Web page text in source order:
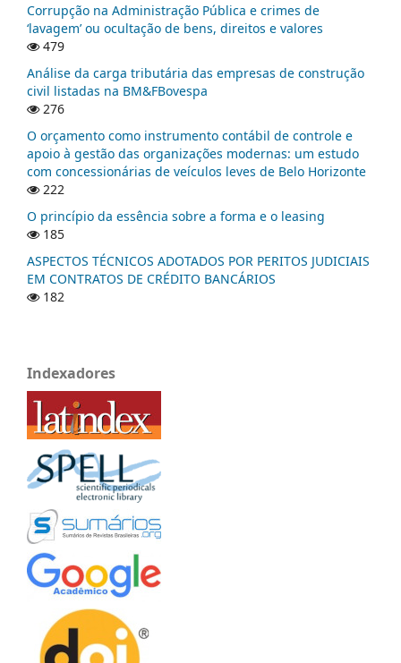
Corrupção na Administração Pública e crimes de
‘lavagem’ ou ocultação de bens, direitos e valores
479
Análise da carga tributária das empresas de construção
civil listadas na BM&FBovespa
276
O orçamento como instrumento contábil de controle e
apoio à gestão das organizações modernas: um estudo
com concessionárias de veículos leves de Belo Horizonte
222
O princípio da essência sobre a forma e o leasing
185
ASPECTOS TÉCNICOS ADOTADOS POR PERITOS JUDICIAIS
EM CONTRATOS DE CRÉDITO BANCÁRIOS
182
Indexadores